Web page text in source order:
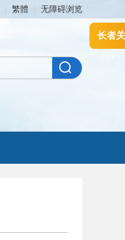
繁體 无障碍浏览
长者